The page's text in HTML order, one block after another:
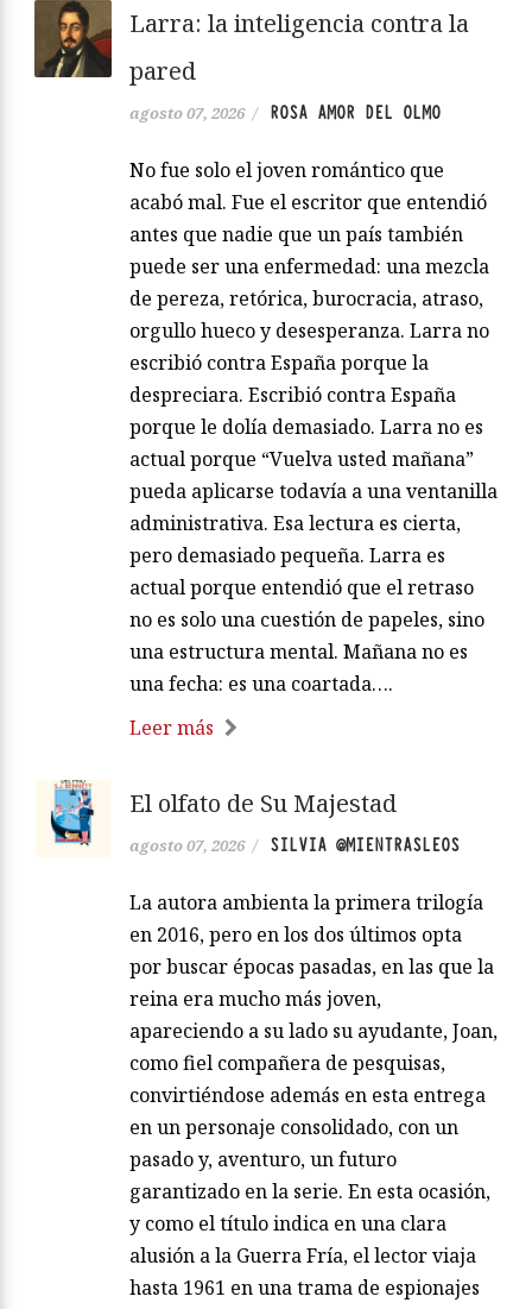
Larra: la inteligencia contra la
pared
agosto 07, 2026 / ROSA AMOR DEL OLMO
No fue solo el joven romántico que
acabó mal. Fue el escritor que entendió
antes que nadie que un país también
puede ser una enfermedad: una mezcla
de pereza, retórica, burocracia, atraso,
orgullo hueco y desesperanza. Larra no
escribió contra España porque la
despreciara. Escribió contra España
porque le dolía demasiado. Larra no es
actual porque “Vuelva usted mañana”
pueda aplicarse todavía a una ventanilla
administrativa. Esa lectura es cierta,
pero demasiado pequeña. Larra es
actual porque entendió que el retraso
no es solo una cuestión de papeles, sino
una estructura mental. Mañana no es
una fecha: es una coartada….
Leer más
El olfato de Su Majestad
agosto 07, 2026 / SILVIA @MIENTRASLEOS
La autora ambienta la primera trilogía
en 2016, pero en los dos últimos opta
por buscar épocas pasadas, en las que la
reina era mucho más joven,
apareciendo a su lado su ayudante, Joan,
como fiel compañera de pesquisas,
convirtiéndose además en esta entrega
en un personaje consolidado, con un
pasado y, aventuro, un futuro
garantizado en la serie. En esta ocasión,
y como el título indica en una clara
alusión a la Guerra Fría, el lector viaja
hasta 1961 en una trama de espionajes